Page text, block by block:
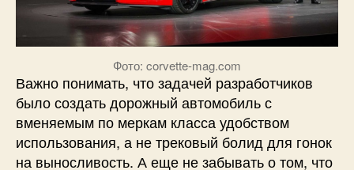
Фото: corvette-mag.com
Важно понимать, что задачей разработчиков
было создать дорожный автомобиль с
вменяемым по меркам класса удобством
использования, а не трековый болид для гонок
на выносливость. А еще не забывать о том, что